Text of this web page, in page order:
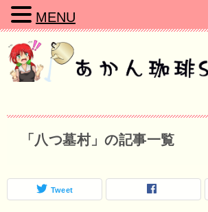
「八つ墓村」の記事一覧
Tweet
MENU